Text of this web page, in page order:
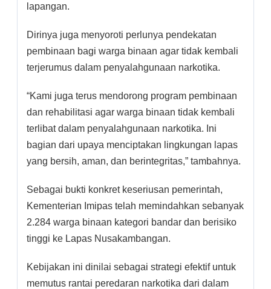
lapangan.
Dirinya juga menyoroti perlunya pendekatan
pembinaan bagi warga binaan agar tidak kembali
terjerumus dalam penyalahgunaan narkotika.
“Kami juga terus mendorong program pembinaan
dan rehabilitasi agar warga binaan tidak kembali
terlibat dalam penyalahgunaan narkotika. Ini
bagian dari upaya menciptakan lingkungan lapas
yang bersih, aman, dan berintegritas,” tambahnya.
Sebagai bukti konkret keseriusan pemerintah,
Kementerian Imipas telah memindahkan sebanyak
2.284 warga binaan kategori bandar dan berisiko
tinggi ke Lapas Nusakambangan.
Kebijakan ini dinilai sebagai strategi efektif untuk
memutus rantai peredaran narkotika dari dalam